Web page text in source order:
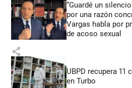
“Guardé un
por una razón
Vargas habla por
de acoso sexual
share
UBPD recupera 11
en Turbo